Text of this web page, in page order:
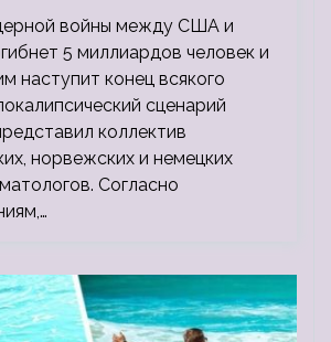
а потом 5 миллиардов
войны между США и
5 миллиардов человек и
наступит конец всякого
сценарий
коллектив
норвежских и немецких
Согласно